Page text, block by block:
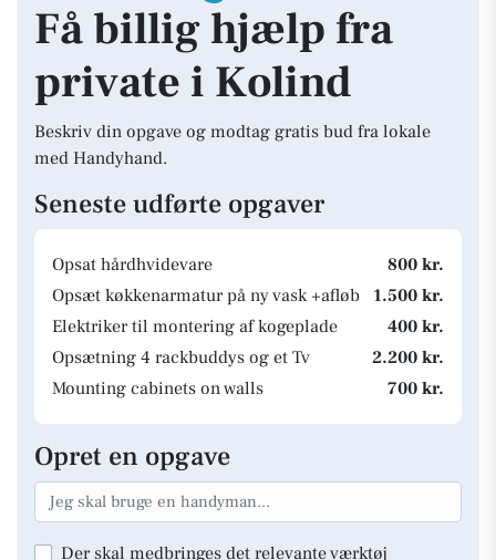
Få billig hjælp fra
private i Kolind
Beskriv din opgave og modtag gratis bud fra lokale
med Handyhand.
Seneste udførte opgaver
Opsat hårdhvidevare
800 kr.
Opsæt køkkenarmatur på ny vask +afløb
1.500 kr.
Elektriker til montering af kogeplade
400 kr.
Opsætning 4 rackbuddys og et Tv
2.200 kr.
Mounting cabinets on walls
700 kr.
Opret en opgave
Der skal medbringes det relevante værktøj